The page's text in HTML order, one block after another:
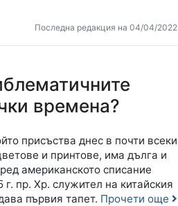
Последна редакция на 04/04/2022
времена?
присъства днес в почти всеки
и принтове, има дълга и
американското списание
г. пр. Хр. служител на китайския
първия тапет. Прочети още